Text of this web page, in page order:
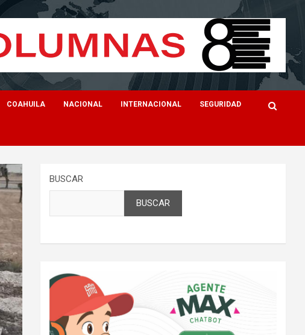
COAHUILA NACIONAL INTERNACIONAL SEGURIDAD
BUSCAR
BUSCAR